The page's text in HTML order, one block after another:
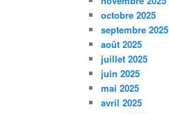
octobre 2025
septembre 2025
août 2025
juillet 2025
juin 2025
mai 2025
avril 2025